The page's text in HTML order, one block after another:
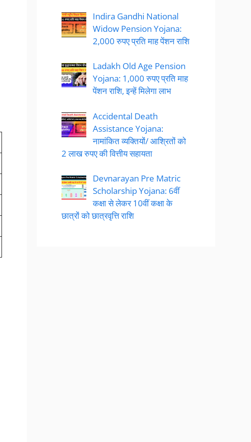
Indira Gandhi National
Widow Pension Yojana:
2,000 रुपए प्रति माह पेंशन राशि
Ladakh Old Age Pension
Yojana: 1,000 रुपए प्रति माह
पेंशन राशि, इन्हें मिलेगा लाभ
Accidental Death
Assistance Yojana:
नामांकित व्यक्तियों/ आश्रितों को
2 लाख रुपए की वित्तीय सहायता
Devnarayan Pre Matric
Scholarship Yojana: 6वीं
कक्षा से लेकर 10वीं कक्षा के
छात्रों को छात्रवृत्ति राशि